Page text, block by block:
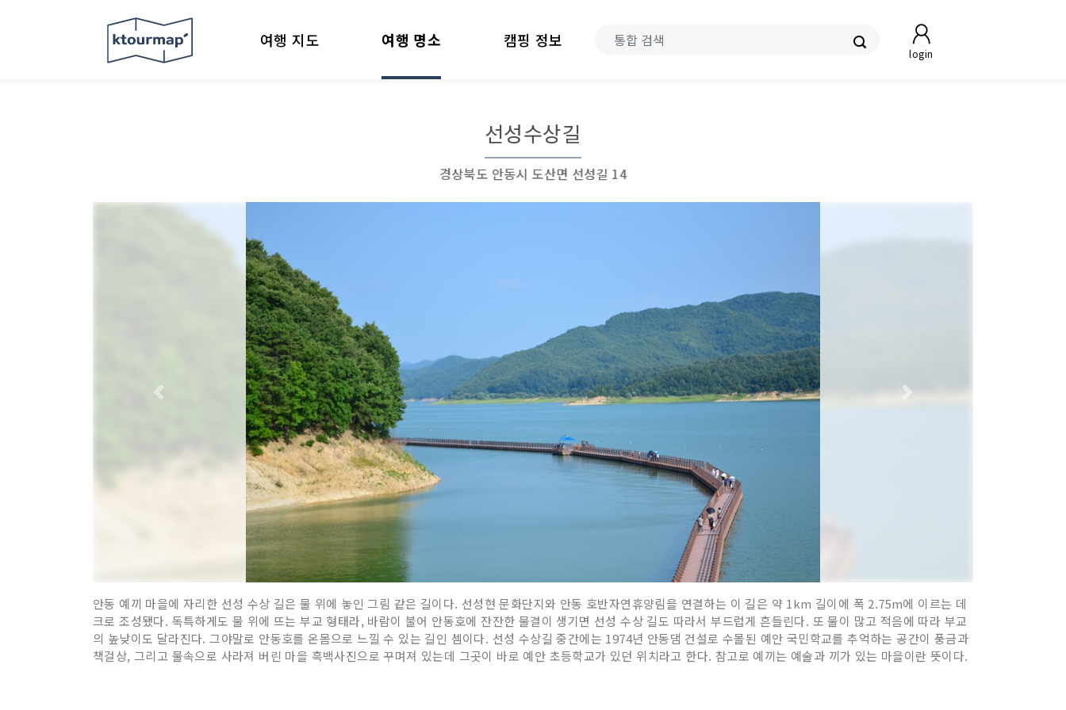
login
여행 지도 여행 명소 캠핑 정보
선성수상길
경상북도 안동시 도산면 선성길 14
안동 예끼 마을에 자리한 선성 수상 길은 물 위에 놓인 그림 같은 길이다. 선성현 문화단지와 안동 호반자연휴양림을 연결하는 이 길은 약 1km 길이에 폭 2.75m에 이르는 데
크로 조성됐다. 독특하게도 물 위에 뜨는 부교 형태라, 바람이 불어 안동호에 잔잔한 물결이 생기면 선성 수상 길도 따라서 부드럽게 흔들린다. 또 물이 많고 적음에 따라 부교
의 높낮이도 달라진다. 그야말로 안동호를 온몸으로 느낄 수 있는 길인 셈이다. 선성 수상길 중간에는 1974년 안동댐 건설로 수몰된 예안 국민학교를 추억하는 공간이 풍금과
책걸상, 그리고 물속으로 사라져 버린 마을 흑백사진으로 꾸며져 있는데 그곳이 바로 예안 초등학교가 있던 위치라고 한다. 참고로 예끼는 예술과 끼가 있는 마을이란 뜻이다.